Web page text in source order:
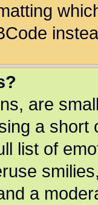
are
a short
list of
a